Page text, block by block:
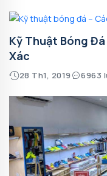
Kỹ Thuật Bóng
Xác
28 Th1, 2019 6963